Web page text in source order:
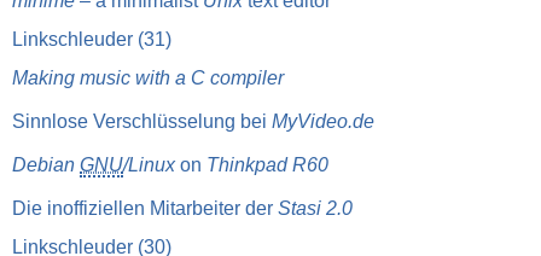
Linkschleuder (31)
Making music with a C compiler
Sinnlose Verschlüsselung bei MyVideo.de
Debian GNU/Linuxon Thinkpad R60
Die inoffiziellen Mitarbeiter der Stasi 2.0
Linkschleuder (30)